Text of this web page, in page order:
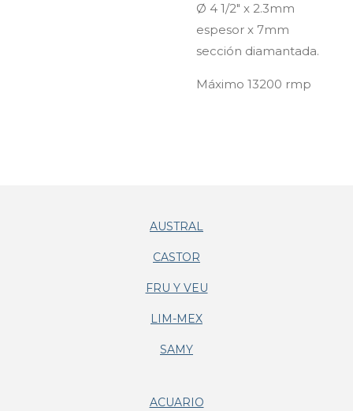
Ø 4 1/2" x 2.3mm
espesor x 7mm
sección diamantada.
Máximo 13200 rmp
AUSTRAL
CASTOR
FRU Y VEU
LIM-MEX
SAMY
ACUARIO